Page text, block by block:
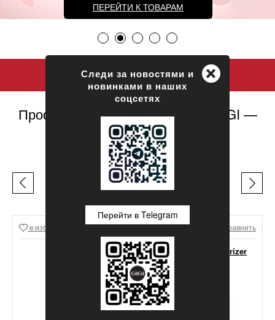
ПЕРЕЙТИ К ТОВАРАМ
Профессиональная косметика GIGI —
официальный сайт
ЛЕГЕНДЫ GIGI
в избранное Сравнить в избранное Сравнить
GIGI Lipacid Moisturizer
For Oily Skin
+
Следи за новостями и
новинками в наших
соцсетях
Перейти в Telegram